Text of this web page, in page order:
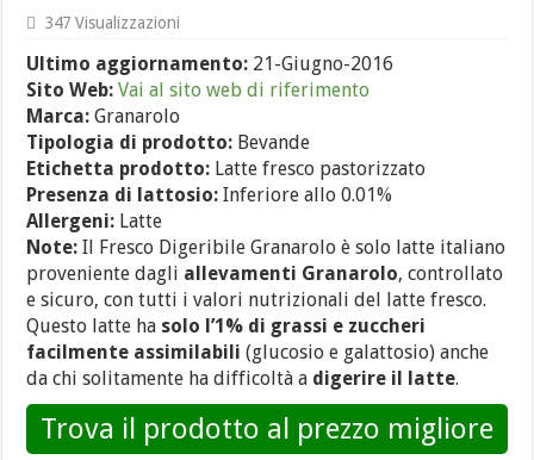
347 Visualizzazioni
Ultimo aggiornamento: 21-Giugno-2016
Sito Web: Vai al sito web di riferimento
Marca: Granarolo
Tipologia di prodotto: Bevande
Etichetta prodotto: Latte fresco pastorizzato
Presenza di lattosio: Inferiore allo 0.01%
Allergeni: Latte
Note: Il Fresco Digeribile Granarolo è solo latte italiano
proveniente dagli allevamenti Granarolo, controllato
e sicuro, con tutti i valori nutrizionali del latte fresco.
Questo latte ha solo l’1% di grassi e zuccheri
facilmente assimilabili (glucosio e galattosio) anche
da chi solitamente ha difficoltà a digerire il latte.
Trova il prodotto al prezzo migliore